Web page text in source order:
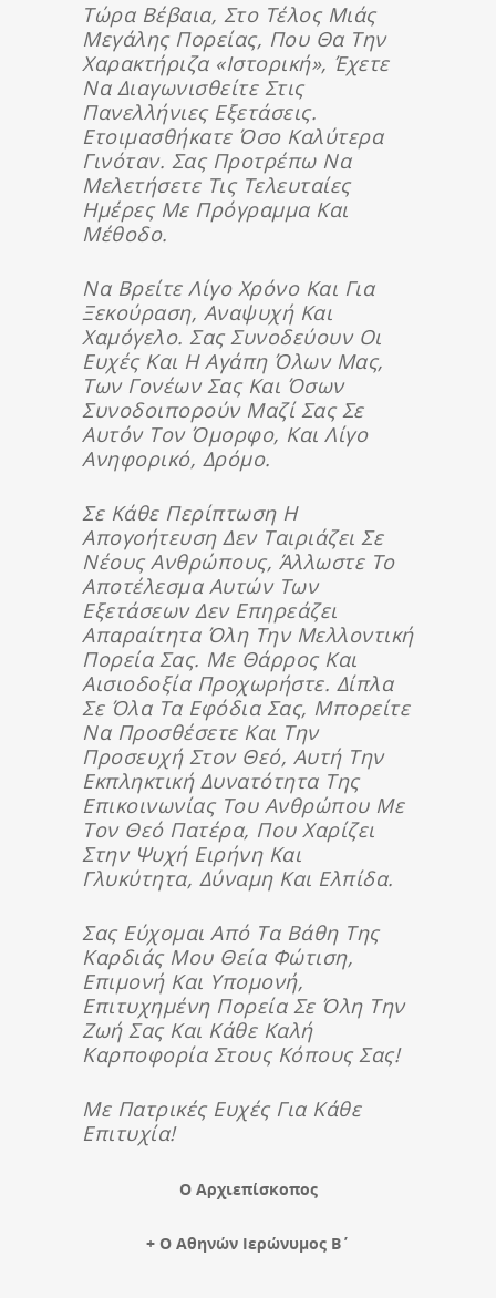
Τώρα Βέβαια, Στο Τέλος Μιάς
Μεγάλης Πορείας, Που Θα Την
Χαρακτήριζα «ιστορική», Έχετε
Να Διαγωνισθείτε Στις
Πανελλήνιες Εξετάσεις.
Ετοιμασθήκατε Όσο Καλύτερα
Γινόταν. Σας Προτρέπω Να
Μελετήσετε Τις Τελευταίες
Ημέρες Με Πρόγραμμα Και
Μέθοδο.
Να Βρείτε Λίγο Χρόνο Και Για
Ξεκούραση, Αναψυχή Και
Χαμόγελο. Σας Συνοδεύουν Οι
Ευχές Και Η Αγάπη Όλων Μας,
Των Γονέων Σας Και Όσων
Συνοδοιπορούν Μαζί Σας Σε
Αυτόν Τον Όμορφο, Και Λίγο
Ανηφορικό, Δρόμο.
Σε Κάθε Περίπτωση Η
Απογοήτευση Δεν Ταιριάζει Σε
Νέους Ανθρώπους, Άλλωστε Το
Αποτέλεσμα Αυτών Των
Εξετάσεων Δεν Επηρεάζει
Απαραίτητα Όλη Την Μελλοντική
Πορεία Σας. Με Θάρρος Και
Αισιοδοξία Προχωρήστε. Δίπλα
Σε Όλα Τα Εφόδια Σας, Μπορείτε
Να Προσθέσετε Και Την
Προσευχή Στον Θεό, Αυτή Την
Εκπληκτική Δυνατότητα Της
Επικοινωνίας Του Ανθρώπου Με
Τον Θεό Πατέρα, Που Χαρίζει
Στην Ψυχή Ειρήνη Και
Γλυκύτητα, Δύναμη Και Ελπίδα.
Σας Εύχομαι Από Τα Βάθη Της
Καρδιάς Μου Θεία Φώτιση,
Επιμονή Και Υπομονή,
Επιτυχημένη Πορεία Σε Όλη Την
Ζωή Σας Και Κάθε Καλή
Καρποφορία Στους Κόπους Σας!
Με Πατρικές Ευχές Για Κάθε
Επιτυχία!
Ο Αρχιεπίσκοπος
+ Ο Αθηνών Ιερώνυμος Β΄